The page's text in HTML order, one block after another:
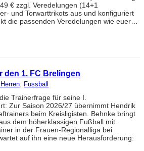
€ zzgl. Veredelungen (14+1
und Torwarttrikots aus und konfiguriert
die passenden Veredelungen wie euer…
den 1. FC Brelingen
, Fussball
Trainerfrage für seine I.
Zur Saison 2026/27 übernimmt Hendrik
beim Kreisligisten. Behnke bringt
dem höherklassigen Fußball mit.
in der Frauen-Regionalliga bei
auf ihn eine neue Herausforderung: